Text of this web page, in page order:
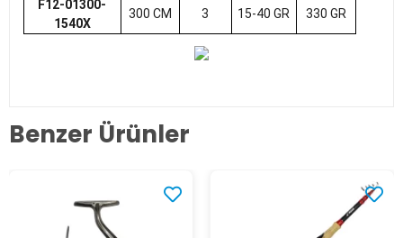
F12-01300-
1540X
300 CM 3 15-40 GR 330 GR
Benzer Ürünler